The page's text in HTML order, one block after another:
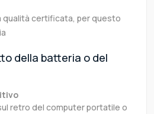
certificata, per questo
della batteria o del
retro del computer portatile o